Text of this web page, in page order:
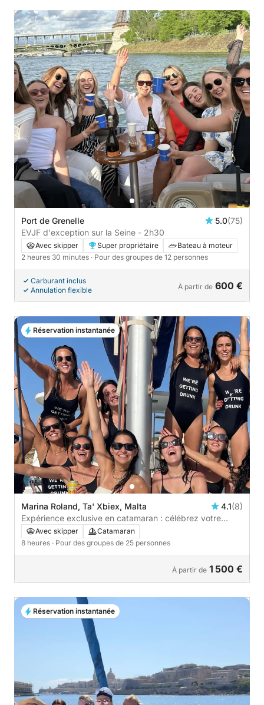
Port de Grenelle 5.0(75)
EVJF d'exception sur la Seine - 2h30
Avec skipper Super propriétaire
Bateau à moteur
2 heures 30 minutes · Pour des groupes de 12 personnes
Carburant inclus
Annulation flexible
À partir de 600 €
Marina Roland, Ta' Xbiex, Malta 4.1(8)
Expérience exclusive en catamaran : célébrez votre
occasion spéciale en mer
Avec skipper
Catamaran
8 heures · Pour des groupes de 25 personnes
À partir de 1 500 €
Réservation instantanée
Réservation instantanée